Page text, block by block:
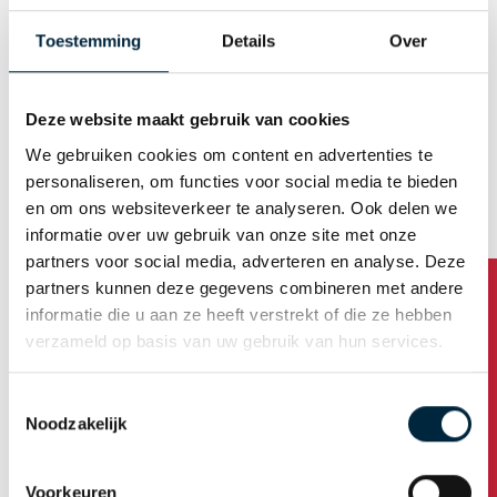
Toestemming Details Over
Deze website maakt gebruik van cookies
We gebruiken cookies om content en advertenties te
personaliseren, om functies voor social media te bieden
en om ons websiteverkeer te analyseren. Ook delen we
informatie over uw gebruik van onze site met onze
partners voor social media, adverteren en analyse. Deze
partners kunnen deze gegevens combineren met andere
informatie die u aan ze heeft verstrekt of die ze hebben
verzameld op basis van uw gebruik van hun services.
Noodzakelijk
Voorkeuren
waarvan delen zijn uitgespaard. Zo ontstaan hoger en
lager gelegen delen. Hoeveel clichés er nodig zijn, is
afhankelijk van het aantal benodigde drukkleuren. Als
bevestigd. Dit moet heel precies gebeuren. Het zorgt
voor een hoge kwaliteit van de opdrukken. Is het cliché
bevestigd, dan worden de tape-drukmachines voorzien
van de gewenste kleuren inkt(en). De hoger gelegen
delen van het cliché drukken de inkt op de tape. Vaak
kunnen we een cliché meerdere keren gebruiken. Lees
meer over hetbedrukken van tape.
Via het menu aan de rechterzijde van deze pagina is
Tape van A tot Z